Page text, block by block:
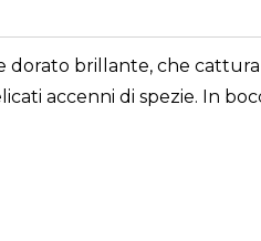
dorato brillante, che
accenni di spezie. In